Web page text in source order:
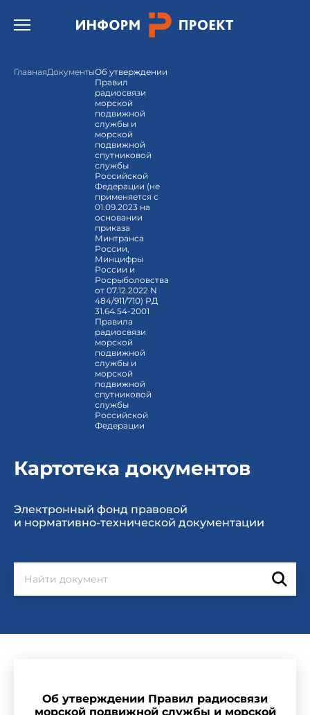
Открыть бургер меню.
ГлавнаяДокументыОб утверждении
Правил
радиосвязи
морской
подвижной
службы и
морской
подвижной
спутниковой
службы
Российской
Федерации (не
применяется с
01.09.2023 на
основании
приказа
Минтранса
России,
Минцифры
России и
Росрыболовства
от 07.12.2022 N
484/911/710) РД
31.64.54-2001
Правила
радиосвязи
морской
подвижной
службы и
морской
подвижной
спутниковой
службы
Российской
Федерации
Картотека документов
Электронный фонд правовой
и нормативно-технической документации
Об утверждении Правил радиосвязи
морской подвижной службы и морской